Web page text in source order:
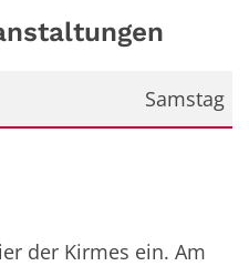
Samstag
der Kirmes ein. Am